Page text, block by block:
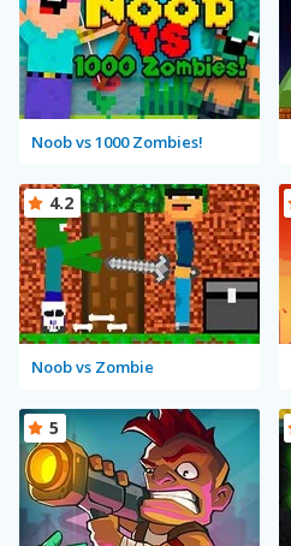
Noob vs 1000 Zombies!
Noob vs Zombie
4.2
5